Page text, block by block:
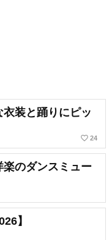
衣装と踊りにピッ
favorite_border 24
のダンスミュー
】